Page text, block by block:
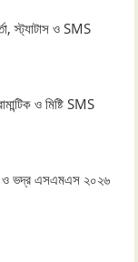
স্ট্যাটাস ও SMS
ও মিষ্টি SMS
ও ভদ্র এসএমএস ২০২৬